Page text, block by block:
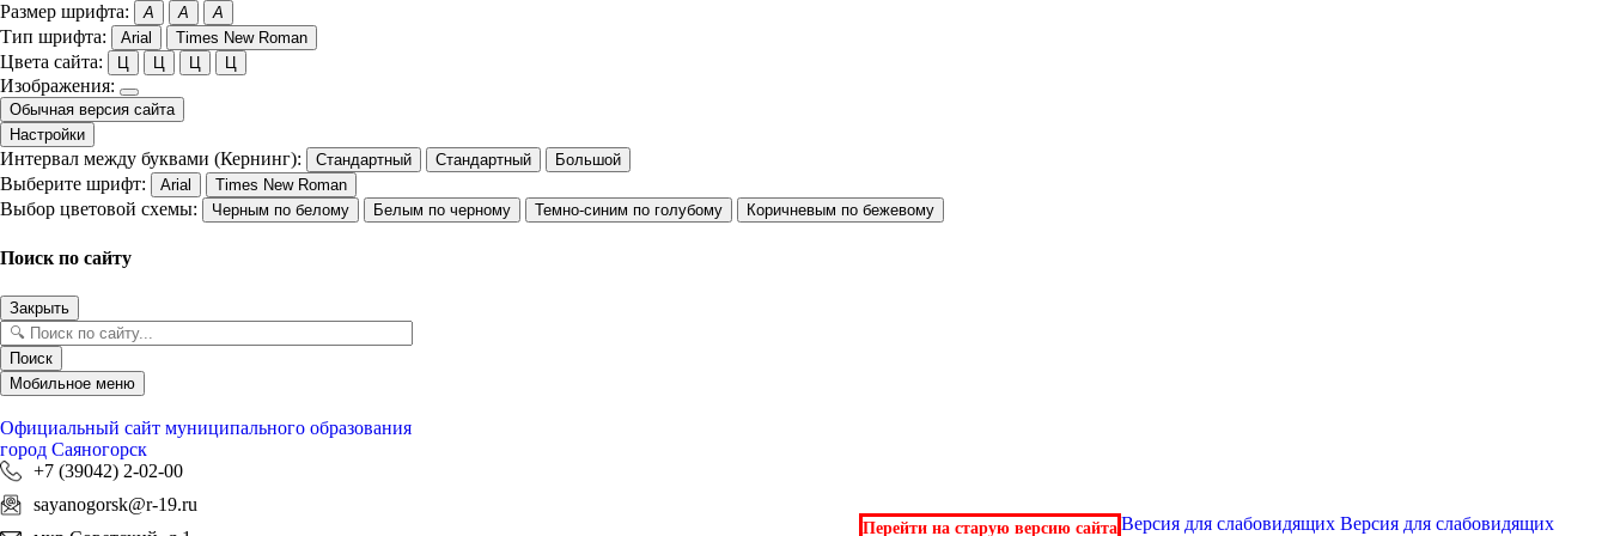
Размер шрифта: A A A
Тип шрифта: Arial Times New Roman
Цвета сайта: Ц Ц Ц Ц
Изображения:
Обычная версия сайта
Настройки
Интервал между буквами (Кернинг): Стандартный Стандартный Большой
Выберите шрифт: Arial Times New Roman
Выбор цветовой схемы: Черным по белому Белым по черному Темно-синим по голубому Коричневым по бежевому
Поиск по сайту
Закрыть
Поиск
Мобильное меню
Официальный сайт муниципального образования
город Саяногорск
+7 (39042) 2-02-00
sayanogorsk@r-19.ru
Перейти на старую версию сайта Версия для слабовидящихВерсия для слабовидящих